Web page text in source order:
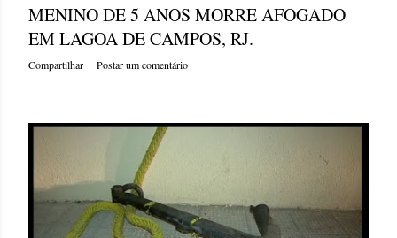
MENINO DE 5 ANOS MORRE AFOGADO
EM LAGOA DE CAMPOS, RJ.
Compartilhar Postar um comentário